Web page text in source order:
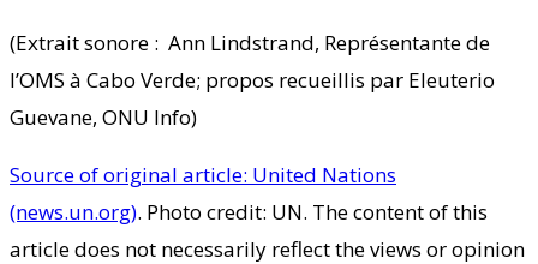
(Extrait sonore : Ann Lindstrand, Représentante de
l’OMS à Cabo Verde; propos recueillis par Eleuterio
Guevane, ONU Info)
Source of original article: United Nations
(news.un.org). Photo credit: UN. The content of this
article does not necessarily reflect the views or opinion